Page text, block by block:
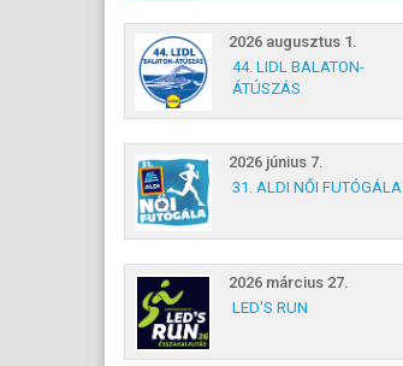
2026 augusztus 1.
44. LIDL BALATON-
ÁTÚSZÁS
2026 június 7.
31. ALDI NŐI FUTÓGÁLA
2026 március 27.
LED'S RUN